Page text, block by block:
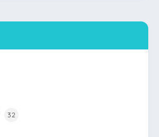
32